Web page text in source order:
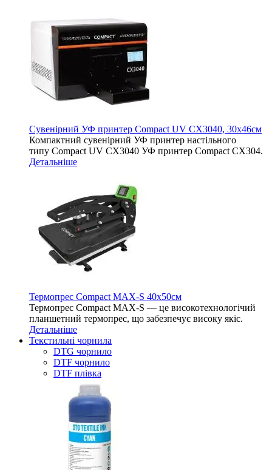
Сувенірний УФ принтер Compact UV CX3040, 30х46см
Компактний сувенірний УФ принтер настільного
типу Compact UV CX3040 УФ принтер Compact CX304.
Детальніше
Термопрес Compact MAX-S 40х50см
Термопрес Compact MAX-S — це високотехнологічий
планшетний термопрес, що забезпечує високу якіс.
Детальніше
Текстильні чорнила
DTG чорнило
DTF чорнило
DTF плівка